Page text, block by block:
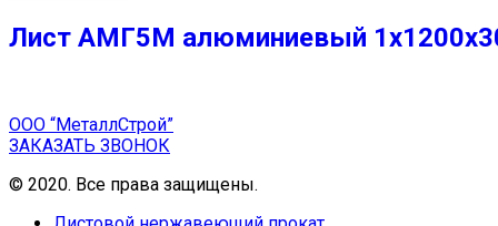
Лист АМГ5М алюминиевый
ООО “МеталлСтрой”
ЗАКАЗАТЬ ЗВОНОК
© 2020. Все права защищены.